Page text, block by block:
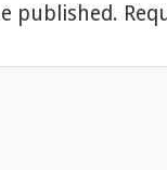
published.